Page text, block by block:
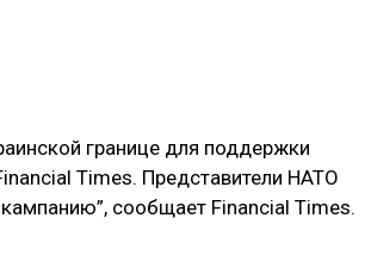
границе для поддержки
Times. Представители НАТО
сообщает Financial Times.